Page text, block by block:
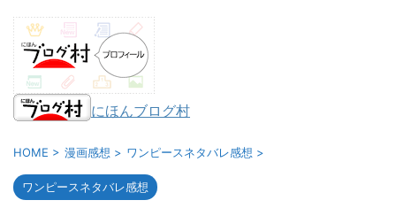
にほんブログ村
HOME > 漫画感想 > ワンピースネタバレ感想 >
ワンピースネタバレ感想